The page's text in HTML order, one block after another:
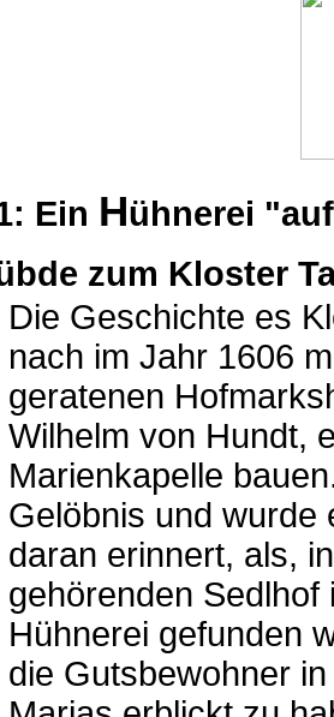
Ein Hühnerei
zum Kloster
Die Geschichte es
nach im Jahr 1606
geratenen
Wilhelm von Hundt,
Marienkapelle
Gelöbnis und wurde
daran erinnert, als,
gehörenden
Hühnerei gefunden
die Gutsbewohner